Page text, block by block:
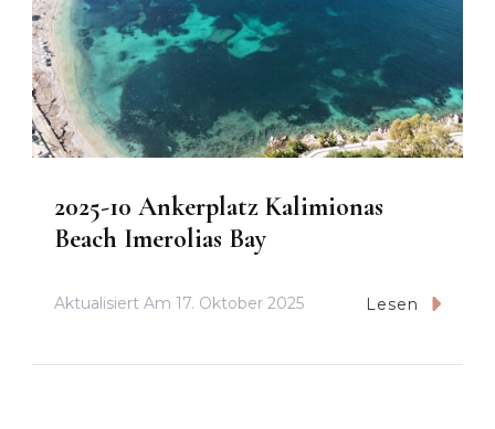
2025-10 Ankerplatz Kalimionas
Beach Imerolias Bay
Aktualisiert Am 17. Oktober 2025 Lesen